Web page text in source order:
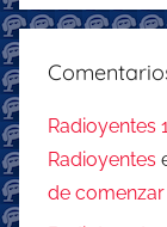
Radioyentes
Radioyentes
de comenzar